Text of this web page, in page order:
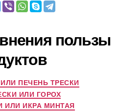
пользы
ПЕЧЕНЬ ТРЕСКИ
ИЛИ ГОРОХ
ИЛИ ИКРА МИНТАЯ